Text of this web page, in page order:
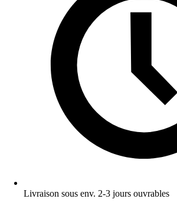
Livraison sous env. 2-3 jours ouvrables